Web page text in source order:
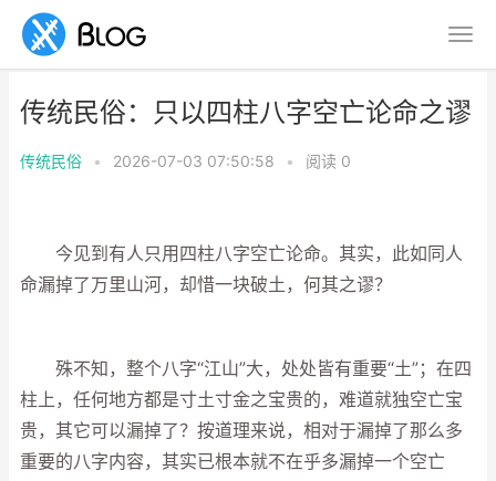
传统民俗：只以四柱八字空亡论命之谬
传统民俗 • 2026-07-03 07:50:58 • 阅读 0
今见到有人只用四柱八字空亡论命。其实，此如同人
命漏掉了万里山河，却惜一块破土，何其之谬？
殊不知，整个八字“江山”大，处处皆有重要“土”；在四
柱上，任何地方都是寸土寸金之宝贵的，难道就独空亡宝
贵，其它可以漏掉了？按道理来说，相对于漏掉了那么多
重要的八字内容，其实已根本就不在乎多漏掉一个空亡